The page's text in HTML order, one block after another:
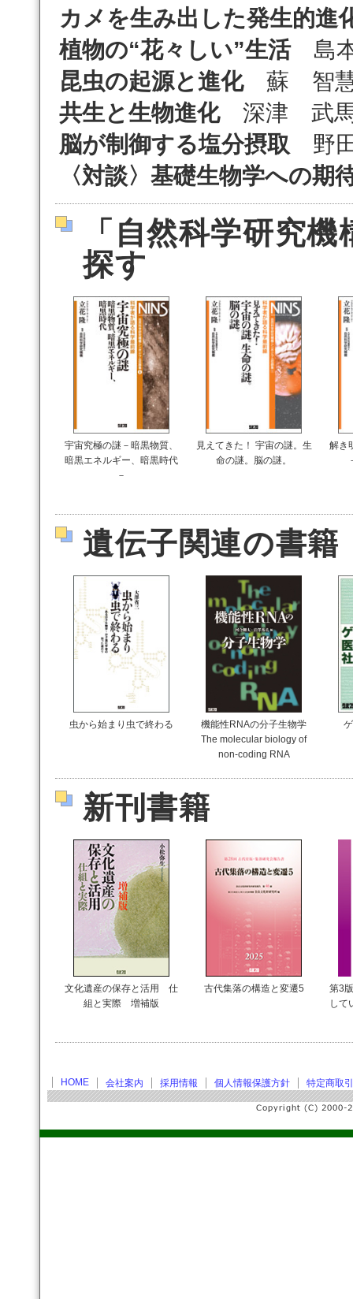
カメを生み出した発生的進
植物の“花々しい”生活島
昆虫の起源と進化蘇 智
共生と生物進化深津 武
脳が制御する塩分摂取 野
〈対談〉基礎生物学への期
「自然科学研究
探す
宇宙究極の謎－暗黒物質、
暗黒エネルギー、暗黒時代
－
見えてきた！ 宇宙の謎。生
命の謎。脳の謎。
解き
遺伝子関連の書籍
虫から始まり虫で終わる
機能性RNAの分子生物学
The molecular biology of
non-coding RNA
新刊書籍
文化遺産の保存と活用 仕
組と実際 増補版
古代集落の構造と変遷5
第3
して
HOME 会社案内 採用情報 個人情報保護方針 特定商取